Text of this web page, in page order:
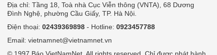
Địa chỉ: Tầng 18, Toà nhà Cục Viễn thông (VNTA), 68 Dương
Đình Nghệ, phường Cầu Giấy, TP. Hà Nội.
Điện thoại: 02439369898 - Hotline: 0923457788
Email: vietnamnet@vietnamnet.vn